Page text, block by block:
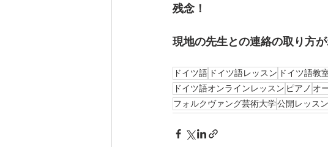
残念！
現地の先生との連絡の取り方
ドイツ語 ドイツ語レッスン ドイツ語教
ドイツ語オンラインレッスン ピアノ オ
フォルクヴァング芸術大学公開レッスン